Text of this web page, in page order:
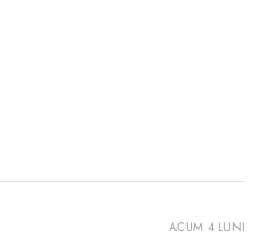
ACUM 4 LUNI